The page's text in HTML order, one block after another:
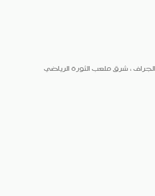
، شرق ملعب الثورة الرياضي